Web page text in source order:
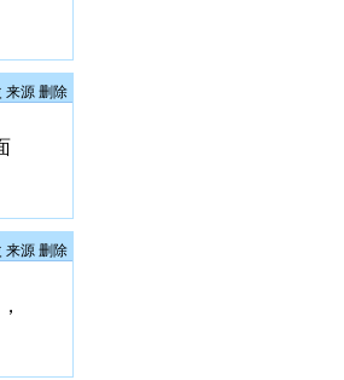
来源 删除
来源 删除